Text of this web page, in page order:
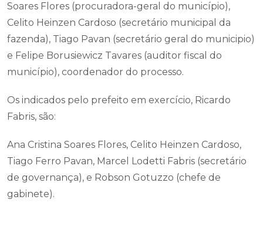
Soares Flores (procuradora-geral do município),
Celito Heinzen Cardoso (secretário municipal da
fazenda), Tiago Pavan (secretário geral do municipio)
e Felipe Borusiewicz Tavares (auditor fiscal do
município), coordenador do processo.
Os indicados pelo prefeito em exercício, Ricardo
Fabris, são:
Ana Cristina Soares Flores, Celito Heinzen Cardoso,
Tiago Ferro Pavan, Marcel Lodetti Fabris (secretário
de governança), e Robson Gotuzzo (chefe de
gabinete).